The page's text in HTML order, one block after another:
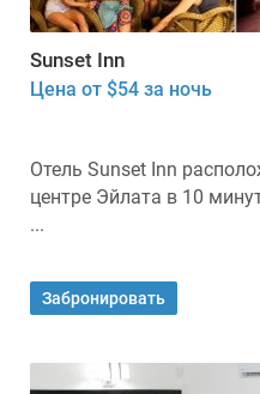
Sunset Inn
Цена от $54 за ночь
Отель Sunset Inn
центре Эйлата в 10
...
Забронировать